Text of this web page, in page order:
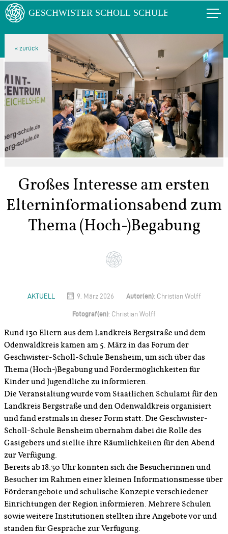
Großes Interesse am ersten
Elterninformationsabend zum
Thema (Hoch-)Begabung
AKTUELL 9. März 2026 Autor(en): Christian Wolff
Fotograf(en): Christian Wolff
Rund 130 Eltern aus dem Landkreis Bergstraße und dem
Odenwaldkreis kamen am 5. März in das Forum der
Geschwister-Scholl-Schule Bensheim, um sich über das
Thema (Hoch-)Begabung und Fördermöglichkeiten für
Kinder und Jugendliche zu informieren.
Die Veranstaltung wurde vom Staatlichen Schulamt für den
Landkreis Bergstraße und den Odenwaldkreis organisiert
und fand erstmals in dieser Form statt. Die Geschwister-
Scholl-Schule Bensheim übernahm dabei die Rolle des
Gastgebers und stellte ihre Räumlichkeiten für den Abend
zur Verfügung.
Bereits ab 18:30 Uhr konnten sich die Besucherinnen und
Besucher im Rahmen einer kleinen Informationsmesse über
Förderangebote und schulische Konzepte verschiedener
Einrichtungen der Region informieren. Mehrere Schulen
sowie weitere Institutionen stellten ihre Angebote vor und
standen für Gespräche zur Verfügung.